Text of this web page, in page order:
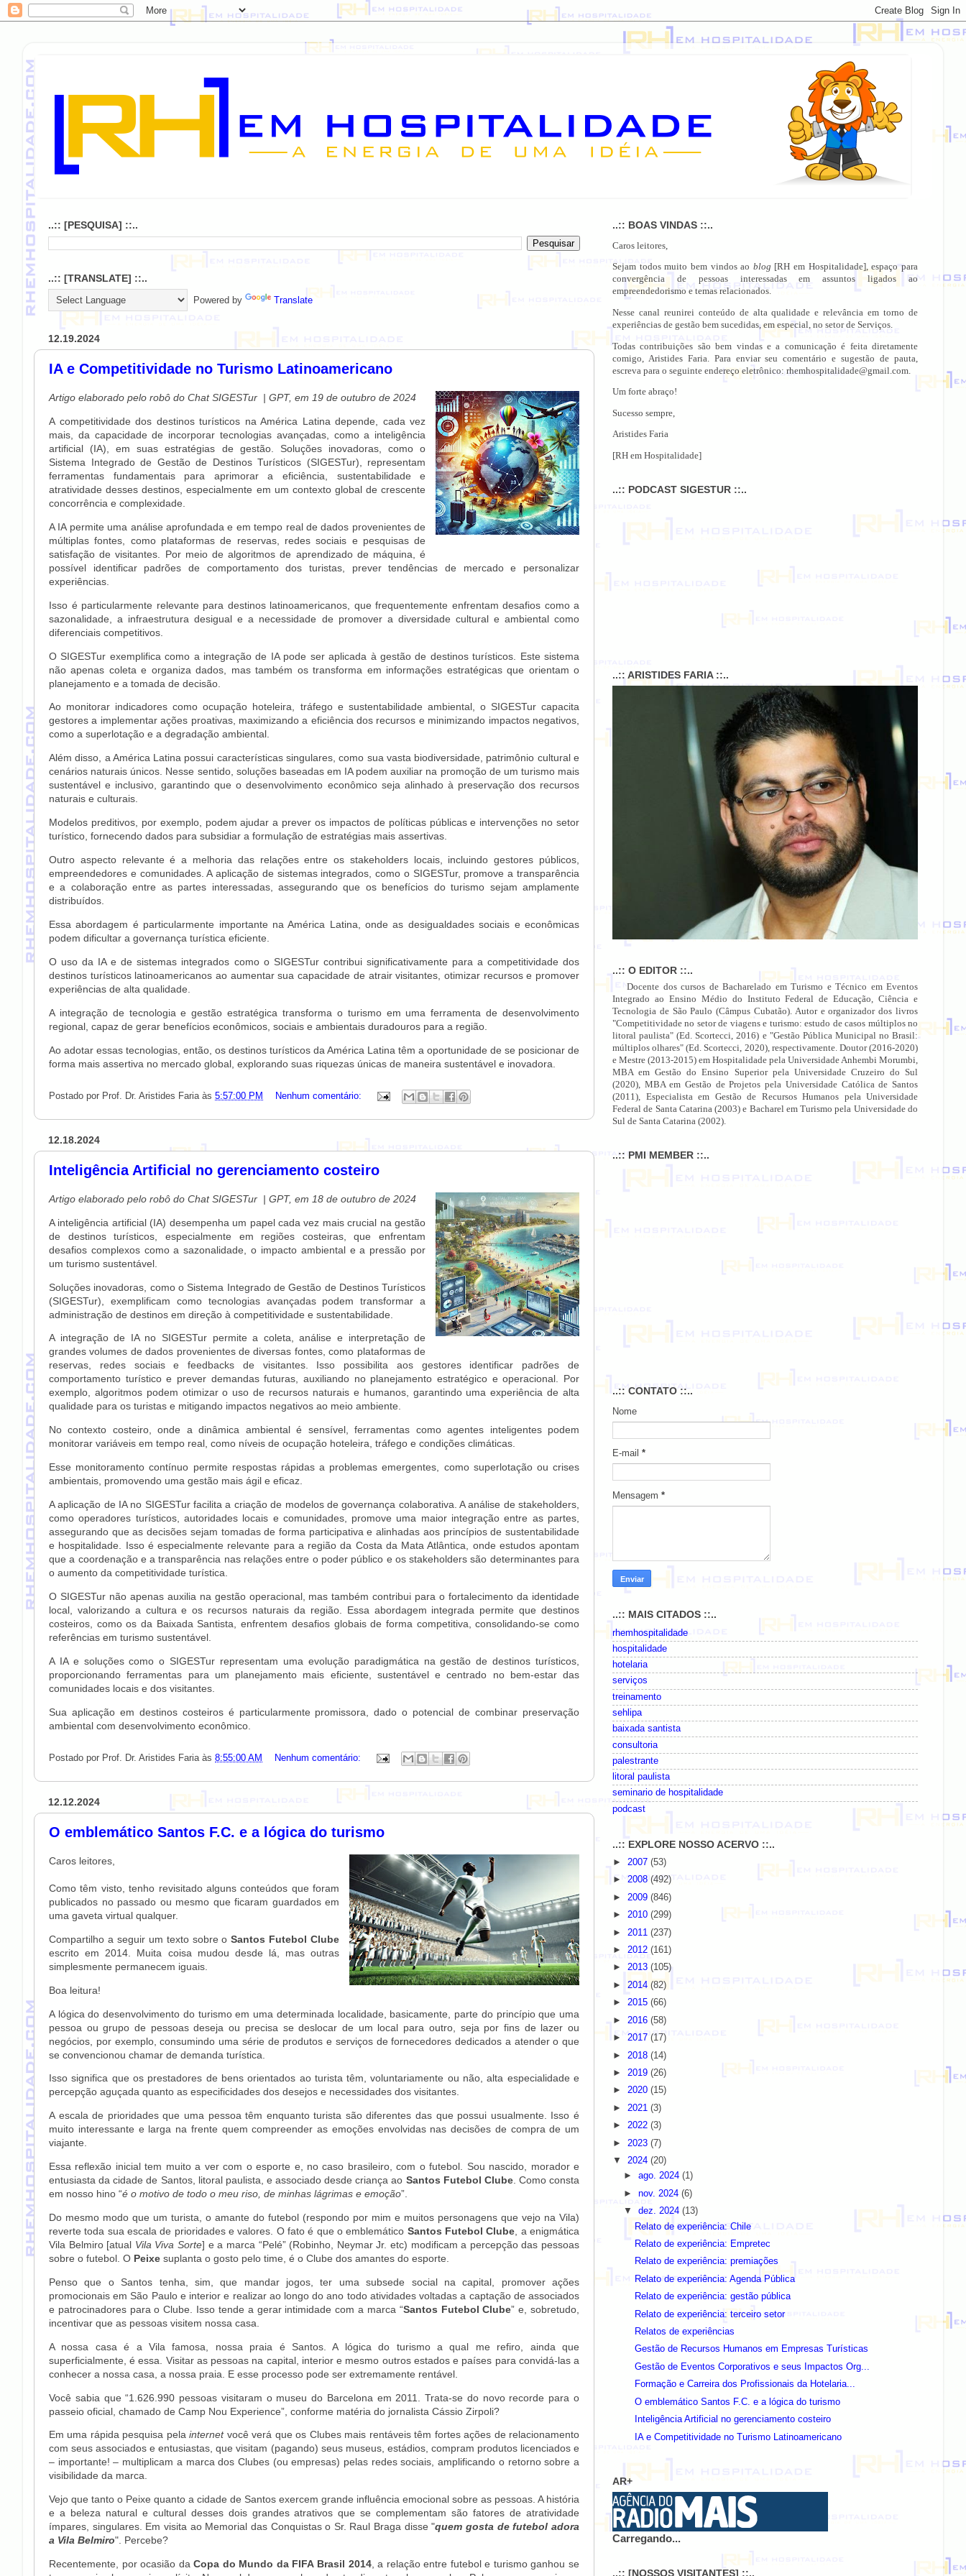
..:: [PESQUISA] ::..
..:: [TRANSLATE] ::..
Powered by Translate
12.19.2024
IA e Competitividade no Turismo Latinoamericano
Artigo elaborado pelo robô do Chat SIGESTur | GPT, em 19 de outubro de 2024
A competitividade dos destinos turísticos na América Latina depende, cada vez
mais, da capacidade de incorporar tecnologias avançadas, como a inteligência
artificial (IA), em suas estratégias de gestão. Soluções inovadoras, como o
Sistema Integrado de Gestão de Destinos Turísticos (SIGESTur), representam
ferramentas fundamentais para aprimorar a eficiência, sustentabilidade e
atratividade desses destinos, especialmente em um contexto global de crescente
concorrência e complexidade.
A IA permite uma análise aprofundada e em tempo real de dados provenientes de
múltiplas fontes, como plataformas de reservas, redes sociais e pesquisas de
satisfação de visitantes. Por meio de algoritmos de aprendizado de máquina, é
possível identificar padrões de comportamento dos turistas, prever tendências de mercado e personalizar
experiências.
Isso é particularmente relevante para destinos latinoamericanos, que frequentemente enfrentam desafios como a
sazonalidade, a infraestrutura desigual e a necessidade de promover a diversidade cultural e ambiental como
diferenciais competitivos.
O SIGESTur exemplifica como a integração de IA pode ser aplicada à gestão de destinos turísticos. Este sistema
não apenas coleta e organiza dados, mas também os transforma em informações estratégicas que orientam o
planejamento e a tomada de decisão.
Ao monitorar indicadores como ocupação hoteleira, tráfego e sustentabilidade ambiental, o SIGESTur capacita
gestores a implementar ações proativas, maximizando a eficiência dos recursos e minimizando impactos negativos,
como a superlotação e a degradação ambiental.
Além disso, a América Latina possui características singulares, como sua vasta biodiversidade, patrimônio cultural e
cenários naturais únicos. Nesse sentido, soluções baseadas em IA podem auxiliar na promoção de um turismo mais
sustentável e inclusivo, garantindo que o desenvolvimento econômico seja alinhado à preservação dos recursos
naturais e culturais.
Modelos preditivos, por exemplo, podem ajudar a prever os impactos de políticas públicas e intervenções no setor
turístico, fornecendo dados para subsidiar a formulação de estratégias mais assertivas.
Outro aspecto relevante é a melhoria das relações entre os stakeholders locais, incluindo gestores públicos,
empreendedores e comunidades. A aplicação de sistemas integrados, como o SIGESTur, promove a transparência
e a colaboração entre as partes interessadas, assegurando que os benefícios do turismo sejam amplamente
distribuídos.
Essa abordagem é particularmente importante na América Latina, onde as desigualdades sociais e econômicas
podem dificultar a governança turística eficiente.
O uso da IA e de sistemas integrados como o SIGESTur contribui significativamente para a competitividade dos
destinos turísticos latinoamericanos ao aumentar sua capacidade de atrair visitantes, otimizar recursos e promover
experiências de alta qualidade.
A integração de tecnologia e gestão estratégica transforma o turismo em uma ferramenta de desenvolvimento
regional, capaz de gerar benefícios econômicos, sociais e ambientais duradouros para a região.
Ao adotar essas tecnologias, então, os destinos turísticos da América Latina têm a oportunidade de se posicionar de
forma mais assertiva no mercado global, explorando suas riquezas únicas de maneira sustentável e inovadora.
Postado por Prof. Dr. Aristides Faria às 5:57:00 PM Nenhum comentário:
12.18.2024
Inteligência Artificial no gerenciamento costeiro
Artigo elaborado pelo robô do Chat SIGESTur | GPT, em 18 de outubro de 2024
A inteligência artificial (IA) desempenha um papel cada vez mais crucial na gestão
de destinos turísticos, especialmente em regiões costeiras, que enfrentam
desafios complexos como a sazonalidade, o impacto ambiental e a pressão por
um turismo sustentável.
Soluções inovadoras, como o Sistema Integrado de Gestão de Destinos Turísticos
(SIGESTur), exemplificam como tecnologias avançadas podem transformar a
administração de destinos em direção à competitividade e sustentabilidade.
A integração de IA no SIGESTur permite a coleta, análise e interpretação de
grandes volumes de dados provenientes de diversas fontes, como plataformas de
reservas, redes sociais e feedbacks de visitantes. Isso possibilita aos gestores identificar padrões de
comportamento turístico e prever demandas futuras, auxiliando no planejamento estratégico e operacional. Por
exemplo, algoritmos podem otimizar o uso de recursos naturais e humanos, garantindo uma experiência de alta
qualidade para os turistas e mitigando impactos negativos ao meio ambiente.
No contexto costeiro, onde a dinâmica ambiental é sensível, ferramentas como agentes inteligentes podem
monitorar variáveis em tempo real, como níveis de ocupação hoteleira, tráfego e condições climáticas.
Esse monitoramento contínuo permite respostas rápidas a problemas emergentes, como superlotação ou crises
ambientais, promovendo uma gestão mais ágil e eficaz.
A aplicação de IA no SIGESTur facilita a criação de modelos de governança colaborativa. A análise de stakeholders,
como operadores turísticos, autoridades locais e comunidades, promove uma maior integração entre as partes,
assegurando que as decisões sejam tomadas de forma participativa e alinhadas aos princípios de sustentabilidade
e hospitalidade. Isso é especialmente relevante para a região da Costa da Mata Atlântica, onde estudos apontam
que a coordenação e a transparência nas relações entre o poder público e os stakeholders são determinantes para
o aumento da competitividade turística.
O SIGESTur não apenas auxilia na gestão operacional, mas também contribui para o fortalecimento da identidade
local, valorizando a cultura e os recursos naturais da região. Essa abordagem integrada permite que destinos
costeiros, como os da Baixada Santista, enfrentem desafios globais de forma competitiva, consolidando-se como
referências em turismo sustentável.
A IA e soluções como o SIGESTur representam uma evolução paradigmática na gestão de destinos turísticos,
proporcionando ferramentas para um planejamento mais eficiente, sustentável e centrado no bem-estar das
comunidades locais e dos visitantes.
Sua aplicação em destinos costeiros é particularmente promissora, dado o potencial de combinar preservação
ambiental com desenvolvimento econômico.
Postado por Prof. Dr. Aristides Faria às 8:55:00 AM Nenhum comentário:
12.12.2024
O emblemático Santos F.C. e a lógica do turismo
Caros leitores,
Como têm visto, tenho revisitado alguns conteúdos que foram
publicados no passado ou mesmo que ficaram guardados em
uma gaveta virtual qualquer.
Compartilho a seguir um texto sobre oSantos Futebol Clube
escrito em 2014. Muita coisa mudou desde lá, mas outras
simplesmente permanecem iguais.
Boa leitura!
A lógica do desenvolvimento do turismo em uma determinada localidade, basicamente, parte do princípio que uma
pessoa ou grupo de pessoas deseja ou precisa se deslocar de um local para outro, seja por fins de lazer ou
negócios, por exemplo, consumindo uma série de produtos e serviços de fornecedores dedicados a atender o que
se convencionou chamar de demanda turística.
Isso significa que os prestadores de bens orientados ao turista têm, voluntariamente ou não, alta especialidade e
percepção aguçada quanto as especificidades dos desejos e necessidades dos visitantes.
A escala de prioridades que uma pessoa têm enquanto turista são diferentes das que possui usualmente. Isso é
muito interessante e larga na frente quem compreender as emoções envolvidas nas decisões de compra de um
viajante.
Essa reflexão inicial tem muito a ver com o esporte e, no caso brasileiro, com o futebol. Sou nascido, morador e
entusiasta da cidade de Santos, litoral paulista, e associado desde criança ao Santos Futebol Clube. Como consta
em nosso hino “é o motivo de todo o meu riso, de minhas lágrimas e emoção”.
Do mesmo modo que um turista, o amante do futebol (respondo por mim e muitos personagens que vejo na Vila)
reverte toda sua escala de prioridades e valores. O fato é que o emblemático Santos Futebol Clube , a enigmática
Vila Belmiro [atual Vila Viva Sorte] e a marca “Pelé” (Robinho, Neymar Jr. etc) modificam a percepção das pessoas
sobre o futebol. O Peixe suplanta o gosto pelo time, é o Clube dos amantes do esporte.
Penso que o Santos tenha, sim, que mandar jogos, ter uma subsede social na capital, promover ações
promocionais em São Paulo e interior e realizar ao longo do ano todo atividades voltadas a captação de associados
e patrocinadores para o Clube. Isso tende a gerar intimidade com a marca “Santos Futebol Clube” e, sobretudo,
incentivar que as pessoas visitem nossa casa.
A nossa casa é a Vila famosa, nossa praia é Santos. A lógica do turismo a qual me refiro, ainda que
superficialmente, é essa. Visitar as pessoas na capital, interior e mesmo outros estados e países para convidá-las a
conhecer a nossa casa, a nossa praia. E esse processo pode ser extremamente rentável.
Você sabia que “1.626.990 pessoas visitaram o museu do Barcelona em 2011. Trata-se do novo recorde para o
passeio oficial, chamado de Camp Nou Experience”, conforme matéria do jornalista Cássio Zirpoli?
Em uma rápida pesquisa pelainternet você verá que os Clubes mais rentáveis têm fortes ações de relacionamento
com seus associados e entusiastas, que visitam (pagando) seus museus, estádios, compram produtos licenciados e
– importante! – multiplicam a marca dos Clubes (ou empresas) pelas redes sociais, amplificando o retorno sobre a
visibilidade da marca.
Vejo que tanto o Peixe quanto a cidade de Santos exercem grande influência emocional sobre as pessoas. A história
e a beleza natural e cultural desses dois grandes atrativos que se complementam são fatores de atratividade
ímpares, singulares. Em visita ao Memorial das Conquistas o Sr. Raul Braga disse "quem gosta de futebol adora
a Vila Belmiro". Percebe?
Recentemente, por ocasião daCopa do Mundo da FIFA Brasil 2014, a relação entre futebol e turismo ganhou se
..:: BOAS VINDAS ::..
Caros leitores,
Sejam todos muito bem vindos ao blog [RH em Hospitalidade], espaço para
convergência de pessoas interessadas em assuntos ligados ao
empreendedorismo e temas relacionados.
Nesse canal reunirei conteúdo de alta qualidade e relevância em torno de
experiências de gestão bem sucedidas, em especial, no setor de Serviços.
Todas contribuições são bem vindas e a comunicação é feita diretamente
comigo, Aristides Faria. Para enviar seu comentário e sugestão de pauta,
escreva para o seguinte endereço eletrônico: rhemhospitalidade@gmail.com.
Um forte abraço!
Sucesso sempre,
Aristides Faria
[RH em Hospitalidade]
..:: PODCAST SIGESTUR ::..
..:: ARISTIDES FARIA ::..
..:: O EDITOR ::..
Docente dos cursos de Bacharelado em Turismo e Técnico em Eventos
Integrado ao Ensino Médio do Instituto Federal de Educação, Ciência e
Tecnologia de São Paulo (Câmpus Cubatão). Autor e organizador dos livros
"Competitividade no setor de viagens e turismo: estudo de casos múltiplos no
litoral paulista" (Ed. Scortecci, 2016) e "Gestão Pública Municipal no Brasil:
múltiplos olhares" (Ed. Scortecci, 2020), respectivamente. Doutor (2016-2020)
e Mestre (2013-2015) em Hospitalidade pela Universidade Anhembi Morumbi,
MBA em Gestão do Ensino Superior pela Universidade Cruzeiro do Sul
(2020), MBA em Gestão de Projetos pela Universidade Católica de Santos
(2011), Especialista em Gestão de Recursos Humanos pela Universidade
Federal de Santa Catarina (2003) e Bacharel em Turismo pela Universidade do
Sul de Santa Catarina (2002).
..:: PMI MEMBER ::..
..:: CONTATO ::..
Nome
E-mail *
Mensagem *
..:: MAIS CITADOS ::..
rhemhospitalidade
hospitalidade
hotelaria
serviços
treinamento
sehlipa
baixada santista
consultoria
palestrante
litoral paulista
seminario de hospitalidade
podcast
..:: EXPLORE NOSSO ACERVO ::..
► 2007 (53)
► 2008 (492)
► 2009 (846)
► 2010 (299)
► 2011 (237)
► 2012 (161)
► 2013 (105)
► 2014 (82)
► 2015 (66)
► 2016 (58)
► 2017 (17)
► 2018 (14)
► 2019 (26)
► 2020 (15)
► 2021 (3)
► 2022 (3)
► 2023 (7)
▼ 2024 (20)
►ago. 2024(1)
►nov. 2024(6)
▼dez. 2024(13)
Relato de experiência: Chile
Relato de experiência: Empretec
Relato de experiência: premiações
Relato de experiência: Agenda Pública
Relato de experiência: gestão pública
Relato de experiência: terceiro setor
Relatos de experiências
Gestão de Recursos Humanos em Empresas Turísticas
Gestão de Eventos Corporativos e seus Impactos Org...
Formação e Carreira dos Profissionais da Hotelaria...
O emblemático Santos F.C. e a lógica do turismo
Inteligência Artificial no gerenciamento costeiro
IA e Competitividade no Turismo Latinoamericano
AR+
Carregando...
..:: [NOSSOS VISITANTES] ::..